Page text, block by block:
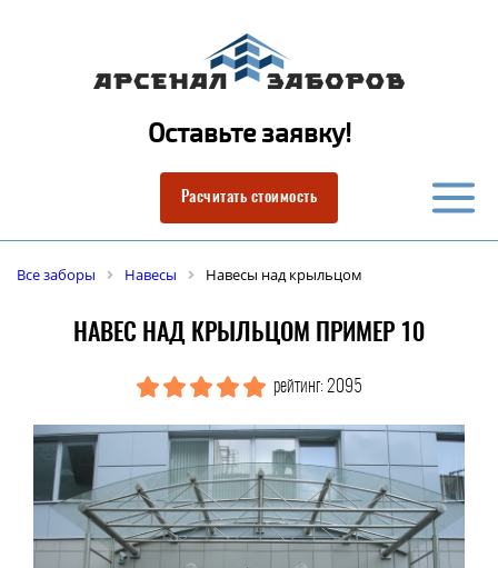
Оставьте заявку!
Расчитать стоимость
Все заборы Навесы Навесы над крыльцом
НАВЕС НАД КРЫЛЬЦОМ ПРИМЕР 10
рейтинг: 2095